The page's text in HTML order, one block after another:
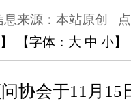
息来源：本站原创
】 【字体： 大 中 小】
会于11月15